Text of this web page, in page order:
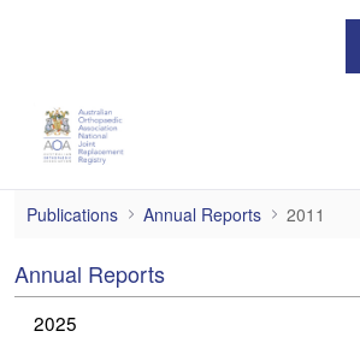
2011
Publications Annual Reports 2011
Annual Reports
2025